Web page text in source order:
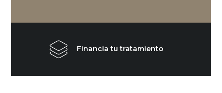
Financia tu tratamiento